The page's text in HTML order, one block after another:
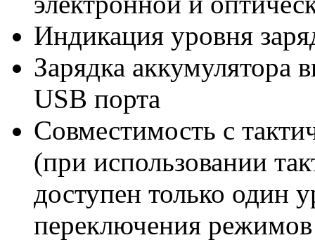
Индикация уровня
Зарядка аккумулятора
USB порта
Совместимость с
(при использовании
доступен только один
переключения режимов